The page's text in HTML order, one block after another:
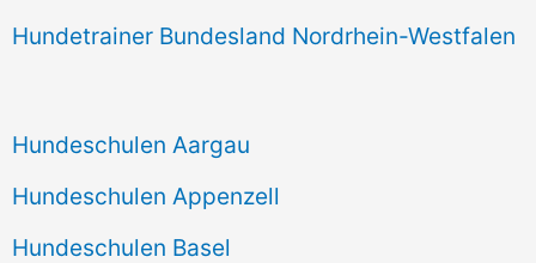
Hundetrainer Bundesland Nordrhein-Westfalen
Hundeschulen Aargau
Hundeschulen Appenzell
Hundeschulen Basel